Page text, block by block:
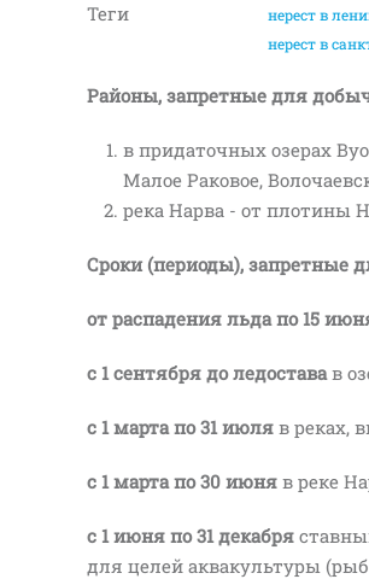
Теги
нерест в
нерест в
Районы, запретные для
в придаточных озерах
Малое Раковое,
река Нарва - от плотины
Сроки (периоды), запретные
от распадения льда по 15
с 1 сентября до ледоставав
с 1 марта по 31 июля в реках,
с 1 марта по 30 июня в реке
с 1 июня по 31 декабря
для целей аквакультуры